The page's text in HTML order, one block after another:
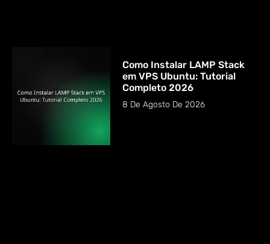
Como Instalar LAMP Stack
em VPS Ubuntu: Tutorial
Completo 2026
8 De Agosto De 2026